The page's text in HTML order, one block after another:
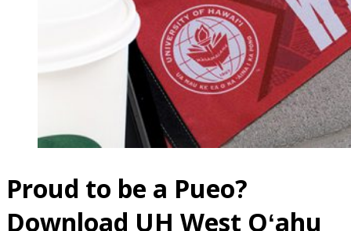
Proud to be a Pueo?
Download UH West Oʻahu